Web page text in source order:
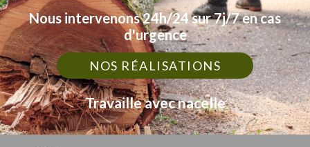
Nous intervenons 24h/24 sur 7j/7 en cas
d'urgence
NOS RÉALISATIONS
Travaille avec nacelle